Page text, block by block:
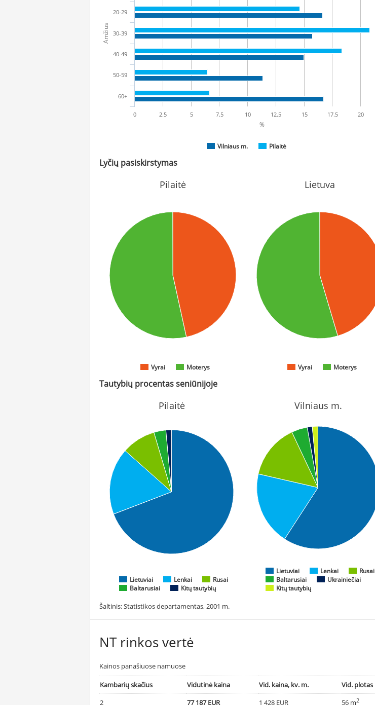
Amžius
%
Vilniaus m. Pilaitė
20-29
30-39
40-49
50-59
60+
0 2.5 5 7.5 10 12.5 15 17.5 20
Lyčių pasiskirstymas
Pilaitė
Vyrai Moterys
Lietuva
Vyrai Moterys
Tautybių procentas seniūnijoje
Pilaitė
Lietuviai Lenkai
Rusai
Baltarusiai
Kitų tautybių
Vilniaus m.
Lietuviai Lenkai
Rusai
Baltarusiai
Ukrainiečiai
Kitų tautybių
Šaltinis: Statistikos departamentas, 2001 m.
NT rinkos vertė
Kainos panašiuose namuose
Kambarių skačius Vidutinė kaina Vid. kaina, kv. m.
Vid. plotas
2
77 187 EUR 1 428 EUR 56 m2